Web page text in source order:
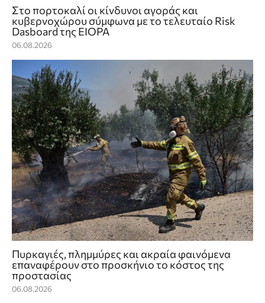
Στο πορτοκαλί οι κίνδυνοι αγοράς και
κυβερνοχώρου σύμφωνα με το τελευταίο Risk
Dasboard της EIOPA
06.08.2026
Πυρκαγιές, πλημμύρες και ακραία φαινόμενα
επαναφέρουν στο προσκήνιο το κόστος της
προστασίας
06.08.2026